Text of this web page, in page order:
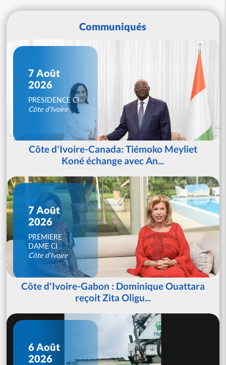
Communiqués
7 Août
2026
PRESIDENCE CI
Côte d'Ivoire
Côte d'Ivoire-Canada: Tiémoko Meyliet
Koné échange avec An...
7 Août
2026
PREMIERE
DAME CI
Côte d'Ivoire
Côte d'Ivoire-Gabon : Dominique Ouattara
reçoit Zita Oligu...
6 Août
2026